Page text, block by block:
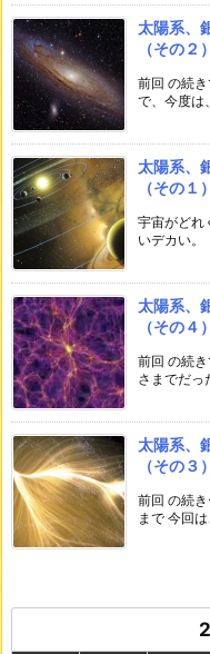
太陽系、
（その２）
前回 の続
で、今度は
太陽系、
（その１）
宇宙がどれ
いデカい。
太陽系、
（その４）
前回 の続
さまでだっ
太陽系、
（その３）
前回 の続
まで 今回